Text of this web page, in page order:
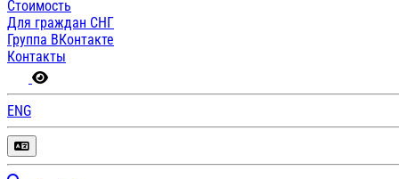
Стоимость
Для граждан СНГ
Группа ВКонтакте
Контакты
ENG